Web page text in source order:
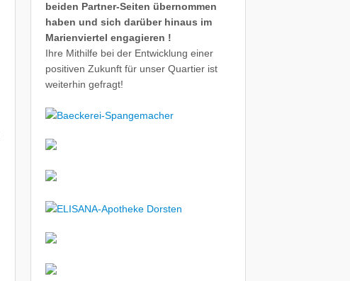
beiden Partner-Seiten übernommen
haben und sich darüber hinaus im
Marienviertel engagieren !
Ihre Mithilfe bei der Entwicklung einer
positiven Zukunft für unser Quartier ist
weiterhin gefragt!